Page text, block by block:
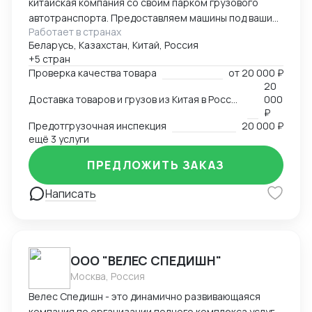
автотранспорта. Предоставляем машины под ваши
поставки. Свой офис и склад в Гуанчжоу, ИУ и
Маньчжурии. Занимаюсь оказанием различных услуг
в сфере внешней торговли.
Работает в странах
Беларусь, Казахстан, Китай, Россия
+5 стран
Проверка качества товара
от20 000 ₽
Доставка товаров и грузов из Китая в Россию, Казахстан, Беларусь, Таиланд, Вьетнам, Малайзию
20
000
₽
Предотгрузочная инспекция
20 000 ₽
ещё 3 услуги
Написать
ПРЕДЛОЖИТЬ ЗАКАЗ
ООО "ВЕЛЕС СПЕДИШН"
Москва, Россия
Велес Спедишн - это динамично развивающаяся